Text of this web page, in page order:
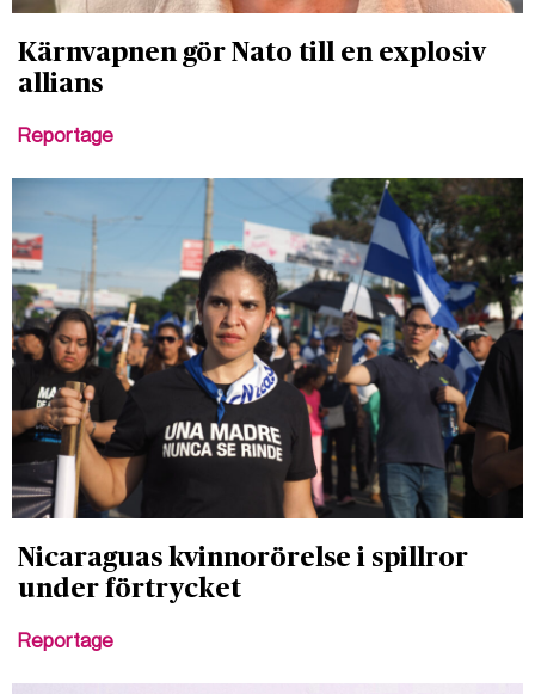
Kärnvapnen gör Nato till en explosiv
allians
Reportage
Nicaraguas kvinnorörelse i spillror
under förtrycket
Reportage